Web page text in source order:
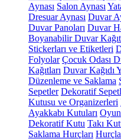
Aynası Salon Aynası
Dresuar Aynası Duvar
Duvar Panoları Duvar
Boyanabilir Duvar
Stickerları ve Etiketleri
Folyolar Çocuk Odası
Kağıtları Duvar Kağıdı
Düzenleme ve Saklama
Sepetler Dekoratif
Kutusu ve Organizerleri
Ayakkabı Kutuları
Dekoratif Kutu Takı
Saklama Hurçları